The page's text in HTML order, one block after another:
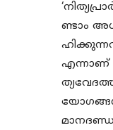
ണ്ടാം
എന്നാണ്